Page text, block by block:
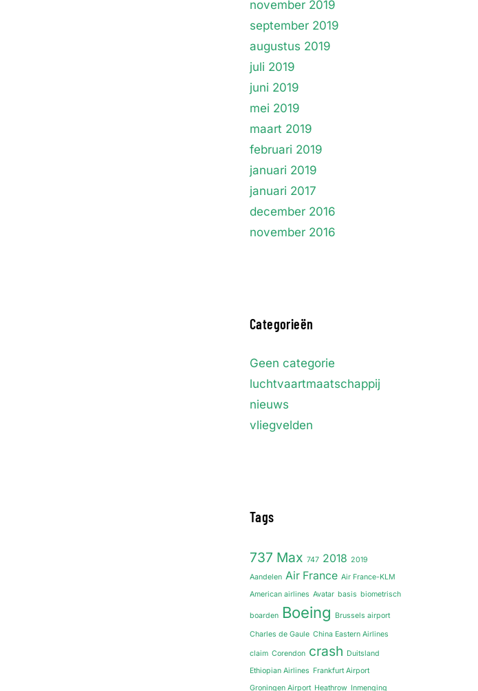
november 2019
september 2019
augustus 2019
juli 2019
juni 2019
mei 2019
maart 2019
februari 2019
januari 2019
januari 2017
december 2016
november 2016
Categorieën
Geen categorie
luchtvaartmaatschappij
nieuws
vliegvelden
Tags
737 Max 747 2018 2019
Aandelen Air France Air France-KLM
American airlines Avatar basis biometrisch
boarden Boeing Brussels airport
Charles de Gaule China Eastern Airlines
claim Corendon crash Duitsland
Ethiopian Airlines Frankfurt Airport
Groningen Airport Heathrow Inmenging